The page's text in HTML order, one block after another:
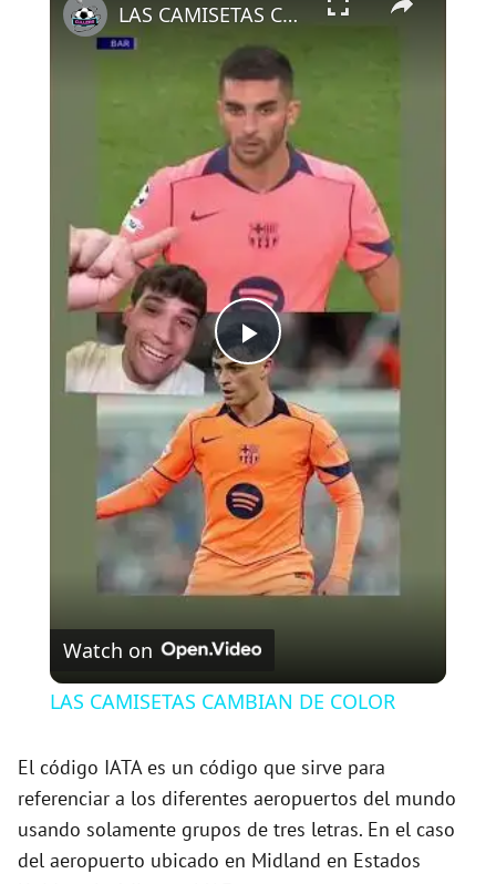
P
l
a
y
V
i
d
e
LAS CAMISETAS CAMBIAN DE COLOR
Watch on
LAS CAMISETAS CAMBIAN DE COLOR
El código IATA es un código que sirve para
referenciar a los diferentes aeropuertos del mundo
usando solamente grupos de tres letras. En el caso
del aeropuerto ubicado en Midland en Estados